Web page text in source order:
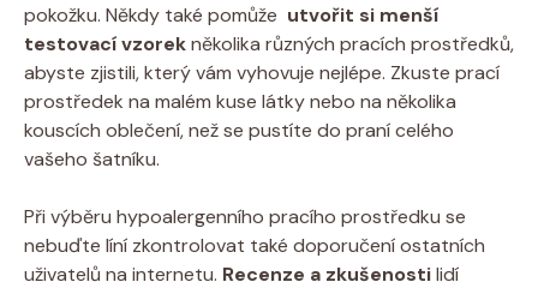
pokožku. ⁣Někdy​ také ⁣pomůže ⁤ utvořit⁣ si⁢ menší
testovací vzorekněkolika různých⁤ pracích prostředků,‍
abyste zjistili, ⁢který vám vyhovuje ⁢nejlépe.​ Zkuste prací
prostředek na‌ malém⁣ kuse látky ⁢nebo na několika
kouscích oblečení, ‌než​ se pustíte do praní celého
vašeho šatníku.
Při výběru hypoalergenního pracího prostředku se⁢
nebuďte⁤ líní ⁣zkontrolovat ‌také doporučení ostatních
uživatelů na​ internetu. Recenze a zkušenosti⁣lidí